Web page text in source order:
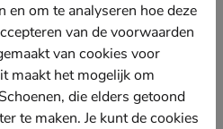
van de sandaal zijn van
foam voetbed dat zorgt
tijdens het lopen en
en om te analyseren hoe deze
van de voorwaarden
van cookies voor
maakt het mogelijk om
die elders getoond
te maken. Je kunt de cookies